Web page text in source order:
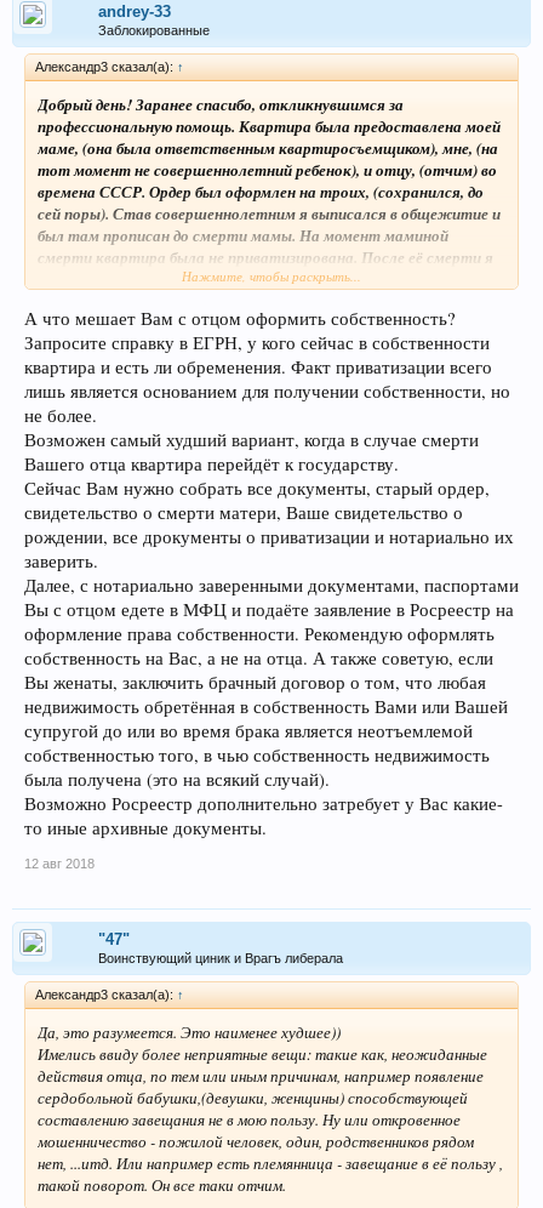
andrey-33
Заблокированные
Александр3 сказал(а): ↑
Добрый день! Заранее спасибо, откликнувшимся за
профессиональную помощь. Квартира была предоставлена моей
маме, (она была ответственным квартиросъемщиком), мне, (на
тот момент не совершеннолетний ребенок), и отцу, (отчим) во
времена СССР. Ордер был оформлен на троих, (сохранился, до
сей поры). Став совершеннолетним я выписался в общежитие и
был там прописан до смерти мамы. На момент маминой
смерти квартира была не приватизирована. После её смерти я
прописался в квартиру, где они проживали с отцом. Встал
городе. Что бы провести приватизацию мне пришлось взять
отпуск за свой счет и приехать в родной город для оформления
приватизации. Во время оформления приватизации, в
государственном органе уполномоченном проводить
приватизацию, у меня потребовали, документально заверенный
отчет о времени в которое я отсутствовал в
приватизированной квартире. Я естественно был это сделать
не в состоянии, тем более в такие сжатые сроки. Как вариант
мне предложили отказаться от приватизации в пользу отца. Я
согласился, у меня выбор был не большой. В итоге отец
приватизировал квартиру на себя. Я продолжаю жить и
работать в другом городе. И всё бы ни чего, но последнее время
меня беспокоят смутные сомнения. Суть моей просьбы в
следующем: подскажите пожалуйста, чем мне грозит
сегодняшняя ситуация и как я могу себя обезопасить. И какие
«железные» права у меня есть на случай неприятностей, если
таковые произойдут. Спасибо.
Нажмите, чтобы раскрыть...
А что мешает Вам с отцом оформить собственность?
Запросите справку в ЕГРН, у кого сейчас в собственности
квартира и есть ли обременения. Факт приватизации всего
лишь является основанием для получении собственности, но
не более.
Возможен самый худший вариант, когда в случае смерти
Вашего отца квартира перейдёт к государству.
Сейчас Вам нужно собрать все документы, старый ордер,
свидетельство о смерти матери, Ваше свидетельство о
рождении, все дрокументы о приватизации и нотариально их
заверить.
Далее, с нотариально заверенными документами, паспортами
Вы с отцом едете в МФЦ и подаёте заявление в Росреестр на
оформление права собственности. Рекомендую оформлять
собственность на Вас, а не на отца. А также советую, если
Вы женаты, заключить брачный договор о том, что любая
недвижимость обретённая в собственность Вами или Вашей
супругой до или во время брака является неотъемлемой
собственностью того, в чью собственность недвижимость
была получена (это на всякий случай).
Возможно Росреестр дополнительно затребует у Вас какие-
то иные архивные документы.
12 авг 2018
"47"
Воинствующий циник и Врагъ либерала
Александр3 сказал(а): ↑
Да, это разумеется. Это наименее худшее))
Имелись ввиду более неприятные вещи: такие как, неожиданные
действия отца, по тем или иным причинам, например появление
сердобольной бабушки,(девушки, женщины) способствующей
составлению завещания не в мою пользу. Ну или откровенное
мошенничество - пожилой человек, один, родственников рядом
нет, ...итд. Или например есть племянница - завещание в её пользу ,
такой поворот. Он все таки отчим.